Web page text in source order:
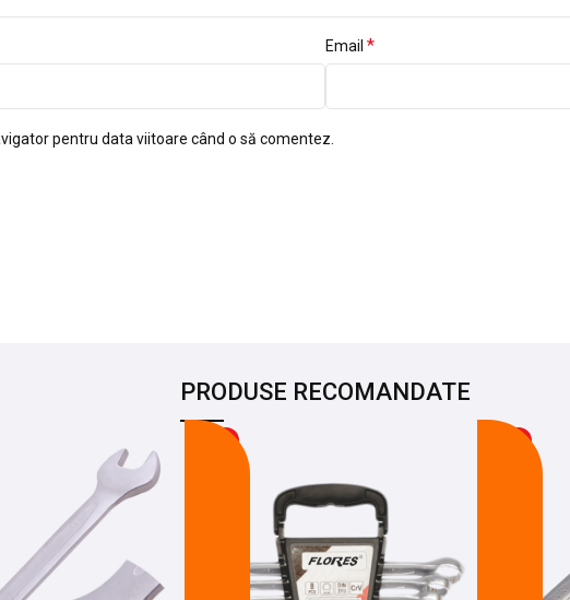
Email *
pentru data viitoare când o să comentez.
PRODUSE RECOMANDATE